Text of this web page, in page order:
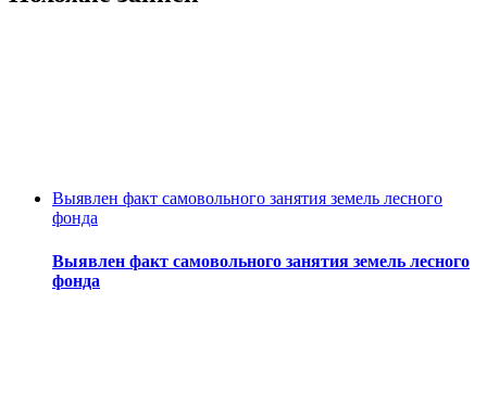
Выявлен факт самовольного занятия земель лесного
фонда
Выявлен факт самовольного занятия земель лесного
фонда